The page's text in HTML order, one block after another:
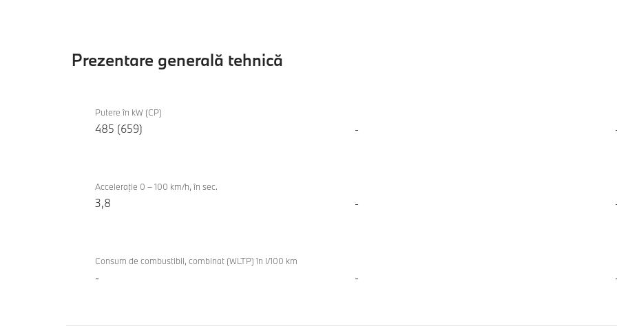
Prezentare generală tehnică
generală
tehnică
M70
xDrive
Putere în kW (CP)
485 (659) -
Acceleraţie 0 – 100 km/h, în sec.
3,8 -
Consum de combustibil, combinat (WLTP) în l/100 km
- -